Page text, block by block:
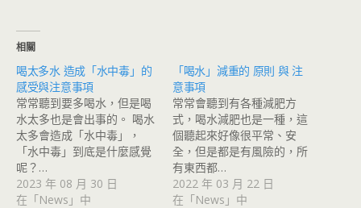
相關
喝太多水 造成「水中毒」的
感受與注意事項
常常聽到要多喝水，但是喝
水太多也是會出事的。 喝水
太多會造成「水中毒」，
「水中毒」到底是什麼感覺
呢？…
2023 年 08 月 30 日
在「News」中
「喝水」減重的 原則 與 注
意事項
常常會聽到有各種減肥方
式，喝水減肥也是一種，這
個聽起來好像很平常、安
全，但是都是有風險的，所
有東西都…
2022 年 03 月 22 日
在「News」中